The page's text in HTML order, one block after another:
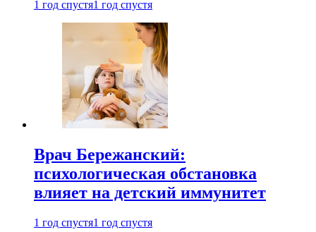
1 год спустя1 год спустя
Врач Бережанский:
психологическая обстановка
влияет на детский иммунитет
1 год спустя1 год спустя